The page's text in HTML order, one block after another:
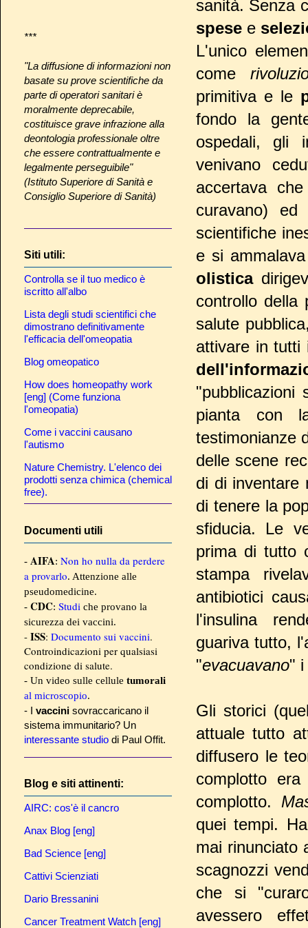
sanità. Senza
spese e
L'unico
come
primitiva e le
fondo la
ospedali, gli
venivano
accertava
curavano)
scientifiche
e si
olistica
controllo della
salute
attivare in
"pubblicazioni
pianta con
testimonianze
delle scene
di di inventare
di tenere la
sfiducia. Le
prima di tutto
stampa
antibiotici
l'insulina
guariva tutto,
"evacuavano" i
Gli storici
attuale tutto
diffusero le
complotto
complotto.
quei tempi.
mai rinunciato
scagnozzi
che si
avessero
***
"La diffusione di informazioni non
basate su prove scientifiche da
parte di operatori sanitari è
moralmente deprecabile,
costituisce grave infrazione alla
deontologia professionale oltre
che essere contrattualmente e
legalmente perseguibile"
(Istituto Superiore di Sanità e
Consiglio Superiore di Sanità)
Siti utili:
Controlla se il tuo medico è
iscritto all'albo
Lista degli studi scientifici che
dimostrano definitivamente
l'efficacia dell'omeopatia
Blog omeopatico
How does homeopathy work
[eng] (Come funziona
l'omeopatia)
Come i vaccini causano
l'autismo
Nature Chemistry. L'elenco dei
prodotti senza chimica (chemical
free).
Documenti utili
- AIFA: Non ho nulla da perdere
a provarlo. Attenzione alle
pseudomedicine.
- CDC: Studi che provano la
sicurezza dei vaccini.
- ISS: Documento sui vaccini.
Controindicazioni per qualsiasi
condizione di salute.
- Un video sulle cellule tumorali
al microscopio.
- I vaccini sovraccaricano il
sistema immunitario? Un
interessante studio di Paul Offit.
Blog e siti attinenti:
AIRC: cos'è il cancro
Anax Blog [eng]
Bad Science [eng]
Cattivi Scienziati
Dario Bressanini
Cancer Treatment Watch [eng]